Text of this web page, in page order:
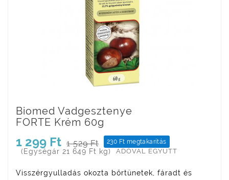
Biomed Vadgesztenye
FORTE Krém 60g
1 299 Ft 1 529 Ft 230 Ft megtakarítás
(Egységár 21 649 Ft kg) ADÓVAL EGYÜTT
Visszérgyulladás okozta bőrtünetek, fáradt és